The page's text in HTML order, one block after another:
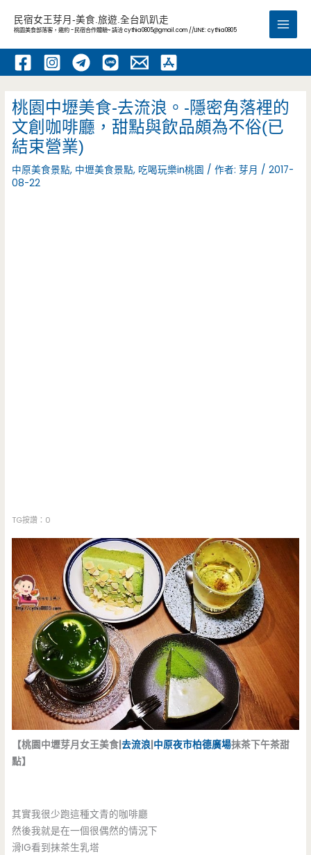
內
民宿女王芽月-美食.旅遊.全台趴趴走
桃園美食部落客，邀約 -民宿合作體驗~ 請洽cythia0805@gmail.com //LINE: cythia0805
Main
桃園中壢美食-去流浪。-隱密角落裡的
文創咖啡廳，甜點與飲品頗為不俗(已
結束營業)
中原美食景點, 中壢美食景點, 吃喝玩樂in桃園 / 作者:芽月 /2017-
08-22
TG按讚：0
【桃園中壢芽月女王美食|去流浪 中原夜市柏德廣場抹茶下午茶甜
點】
其實我很少跑這種文青的咖啡廳
然後我就是在一個很偶然的情況下
滑IG看到抹茶生乳塔